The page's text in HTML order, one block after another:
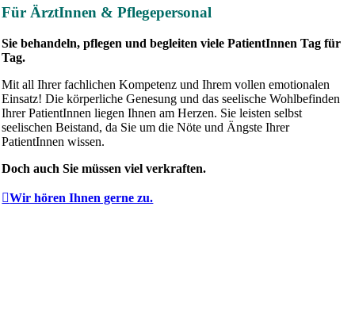
Für ÄrztInnen & Pflegepersonal
Sie behandeln, pflegen und begleiten viele PatientInnen Tag für
Tag.
Mit all Ihrer fachlichen Kompetenz und Ihrem vollen emotionalen
Einsatz! Die körperliche Genesung und das seelische Wohlbefinden
Ihrer PatientInnen liegen Ihnen am Herzen. Sie leisten selbst
seelischen Beistand, da Sie um die Nöte und Ängste Ihrer
PatientInnen wissen.
Doch auch Sie müssen viel verkraften.
Wir hören Ihnen gerne zu.